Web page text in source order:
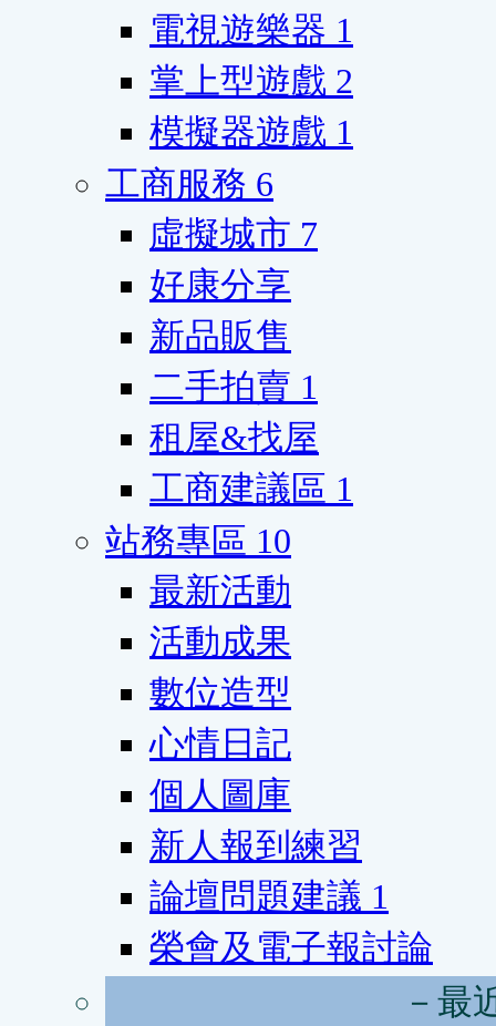
電視遊樂器 1
掌上型遊戲 2
模擬器遊戲 1
工商服務 6
虛擬城市 7
好康分享
新品販售
二手拍賣 1
租屋&找屋
工商建議區 1
站務專區 10
最新活動
活動成果
數位造型
心情日記
個人圖庫
新人報到練習
論壇問題建議 1
榮會及電子報討論
－最